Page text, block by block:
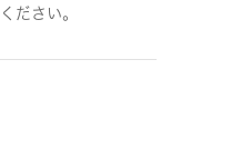
ください。